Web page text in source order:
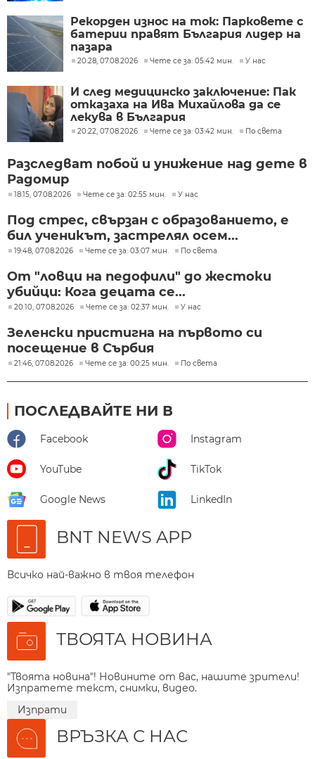
Рекорден износ на ток: Парковете с
батерии правят България лидер на
пазара
20:28, 07.08.2026 Чете се за: 05:42 мин. У нас
И след медицинско заключение: Пак
отказаха на Ива Михайлова да се
лекува в България
20:22, 07.08.2026 Чете се за: 03:42 мин. По света
Разследват побой и унижение над дете в
Радомир
18:15, 07.08.2026 Чете се за: 02:55 мин. У нас
Под стрес, свързан с образованието, е
бил ученикът, застрелял осем...
19:48, 07.08.2026 Чете се за: 03:07 мин. По света
От "ловци на педофили" до жестоки
убийци: Кога децата се...
20:10, 07.08.2026 Чете се за: 02:37 мин. У нас
Зеленски пристигна на първото си
посещение в Сърбия
21:46, 07.08.2026 Чете се за: 00:25 мин. По света
ПОСЛЕДВАЙТЕ НИ В
Facebook Instagram
YouTube TikTok
Google News LinkedIn
BNT NEWS APP
Всичко най-важно в твоя телефон
ТВОЯТА НОВИНА
"Твоята новина"! Новините от вас, нашите зрители!
Изпратете текст, снимки, видео.
Изпрати
ВРЪЗКА С НАС